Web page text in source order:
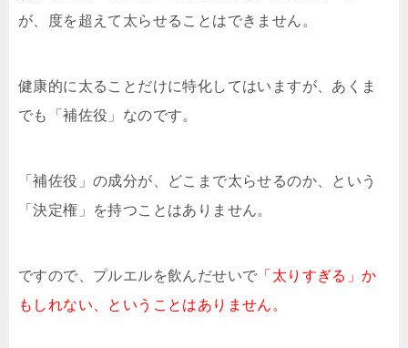
が、度を超えて太らせることはできません。
健康的に太ることだけに特化してはいますが、あくま
でも「補佐役」なのです。
「補佐役」の成分が、どこまで太らせるのか、という
「決定権」を持つことはありません。
ですので、プルエルを飲んだせいで 「太りすぎる」か
もしれない、ということはありません。